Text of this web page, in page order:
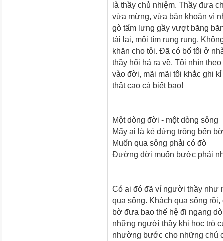
là thầy chủ nhiệm. Thầy đưa
vừa mừng, vừa băn khoăn vì
gò tấm lưng gầy vượt băng
tái lại, môi tím rung rung.
khăn cho tôi. Đã có bố tôi ở
thầy hối hả ra về. Tôi nhìn
vào đời, mãi mãi tôi khắc ghi
thật cao cả biết bao!
Một dòng đời - một dòng sông
Mấy ai là kẻ đứng trông bến bờ
Muốn qua sông phải có đò
Đường đời muốn bước phải
Có ai đó đã ví người thầy như
qua sông. Khách qua sông
bờ đưa bao thế hệ đi ngang
những người thầy khi học trò
nhường bước cho những chú